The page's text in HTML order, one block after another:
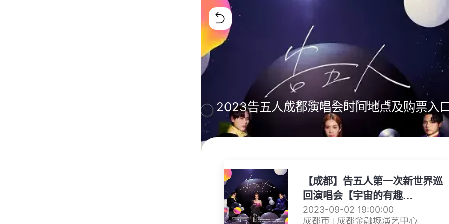
2023告五人成都演唱会时间地点及购票入
【成都】告五人第一次新世界巡
回演唱会【宇宙的有趣
AROUND THE NEW
2023-09-02 19:00:00
成都市 | 成都金融城演艺中心